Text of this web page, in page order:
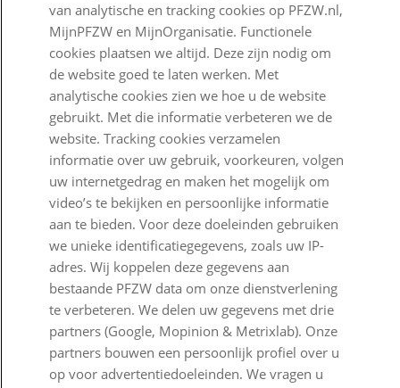
Werken bij PFZW
Responsible disclosure
Digitale toegankelijkheid
Goed Bezig
Klantenservice
Contact
Veelgestelde vragen
Klachtenregeling
Nieuwsbrief
Digitale post
Formulieren
van analytische en tracking cookies op PFZW.nl,
MijnPFZW en MijnOrganisatie. Functionele
cookies plaatsen we altijd. Deze zijn nodig om
de website goed te laten werken. Met
analytische cookies zien we hoe u de website
gebruikt. Met die informatie verbeteren we de
website. Tracking cookies verzamelen
informatie over uw gebruik, voorkeuren, volgen
uw internetgedrag en maken het mogelijk om
video’s te bekijken en persoonlijke informatie
aan te bieden. Voor deze doeleinden gebruiken
we unieke identificatiegegevens, zoals uw IP-
adres. Wij koppelen deze gegevens aan
bestaande PFZW data om onze dienstverlening
te verbeteren. We delen uw gegevens met drie
partners (Google, Mopinion & Metrixlab). Onze
partners bouwen een persoonlijk profiel over u
op voor advertentiedoeleinden. We vragen u